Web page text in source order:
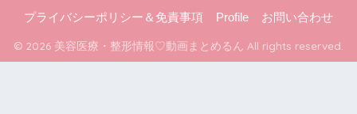
プライバシーポリシー＆免責事項 Profile お問い合わせ
© 2026 美容医療・整形情報♡動画まとめるん All rights reserved.